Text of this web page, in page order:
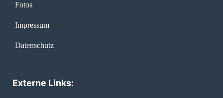
Fotos
Impressum
Datenschutz
Externe Links: